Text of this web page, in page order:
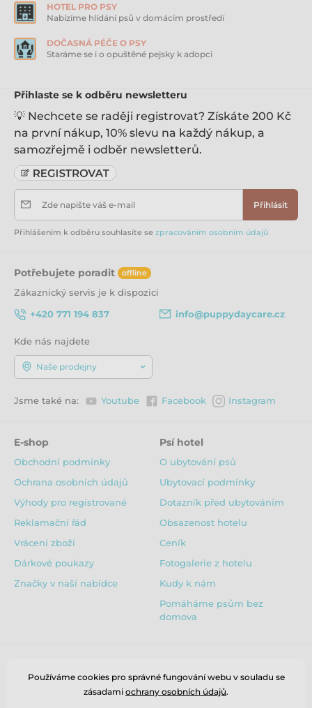
Materiál:
Velikost:
HOTEL PRO PSY
Nabízíme hlídání psů v domácím prostředí
DOČASNÁ PÉČE O PSY
Staráme se i o opuštěné pejsky k adopci
Přihlaste se k odběru newsletteru
💡 Nechcete se raději registrovat? Získáte 200 Kč
na první nákup, 10% slevu na každý nákup, a
samozřejmě i odběr newsletterů.
Zde napište váš e-mail Přihlásit
Přihlášením k odběru souhlasíte se zpracováním osobním údajů
Potřebujete poradit offline
Zákaznický servis je k dispozici
+420 771 194 837
info@puppydaycare.cz
Kde nás najdete
Naše prodejny
Jsme také na: Youtube Facebook Instagram
E-shop
Obchodní podmínky
Ochrana osobních údajů
Výhody pro registrované
Reklamační řád
Vrácení zboží
Dárkové poukazy
Značky v naší nabídce
Psí hotel
O ubytování psů
Ubytovací podmínky
Dotazník před ubytováním
Obsazenost hotelu
Ceník
Fotogalerie z hotelu
Kudy k nám
Pomáháme psům bez
domova
Používáme cookies pro správné fungování webu v souladu se
zásadami ochrany osobních údajů.